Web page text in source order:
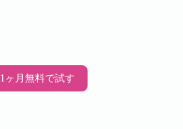
1ヶ月無料で試す